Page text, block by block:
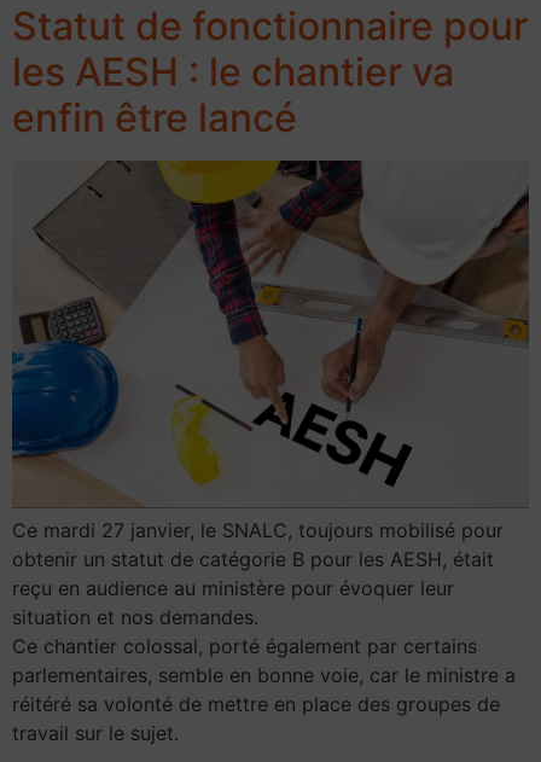
Statut de fonctionnaire pour
les AESH : le chantier va
enfin être lancé
Ce mardi 27 janvier, le SNALC, toujours mobilisé pour
obtenir un statut de catégorie B pour les AESH, était
reçu en audience au ministère pour évoquer leur
situation et nos demandes.
Ce chantier colossal, porté également par certains
parlementaires, semble en bonne voie, car le ministre a
réitéré sa volonté de mettre en place des groupes de
travail sur le sujet.